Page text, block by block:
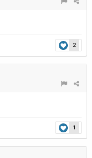
2
1